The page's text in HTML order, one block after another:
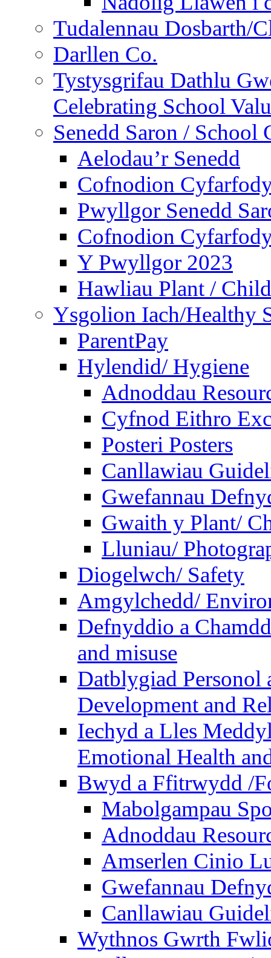
Tudalennau Dosbarth/
Darllen Co.
Tystysgrifau Dathlu
Celebrating School
Senedd Saron / School
Aelodau’r Senedd
Cofnodion
Pwyllgor Senedd
Cofnodion
Y Pwyllgor 2023
Hawliau Plant /
Ysgolion Iach/Healthy
ParentPay
Hylendid/ Hygiene
Adnoddau
Cyfnod Eithro
Posteri Posters
Canllawiau
Gwefannau
Gwaith y Plant/
Lluniau/
Diogelwch/ Safety
Amgylchedd/
Defnyddio a
and misuse
Datblygiad Personol
Development and
Iechyd a Lles
Emotional Health
Bwyd a Ffitrwydd /
Mabolgampau
Adnoddau
Amserlen Cinio
Gwefannau
Canllawiau
Wythnos Gwrth